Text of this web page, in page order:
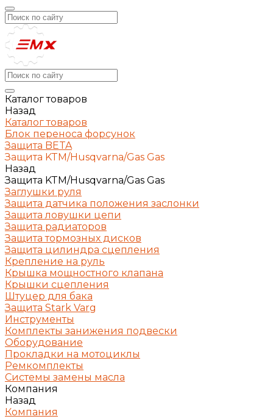
Каталог товаров
Назад
Каталог товаров
Блок переноса форсунок
Защита BETA
Защита KTM/Husqvarna/Gas Gas
Назад
Защита KTM/Husqvarna/Gas Gas
Заглушки руля
Защита датчика положения заслонки
Защита ловушки цепи
Защита радиаторов
Защита тормозных дисков
Защита цилиндра сцепления
Крепление на руль
Крышка мощностного клапана
Крышки сцепления
Штуцер для бака
Защита Stark Varg
Инструменты
Комплекты занижения подвески
Оборудование
Прокладки на мотоциклы
Ремкомплекты
Системы замены масла
Компания
Назад
Компания